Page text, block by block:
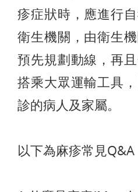
疹症狀時，應進行
衛生機關，由衛生
預先規劃動線，再
搭乘大眾運輸工具
診的病人及家屬。
以下為麻疹常見Q&A